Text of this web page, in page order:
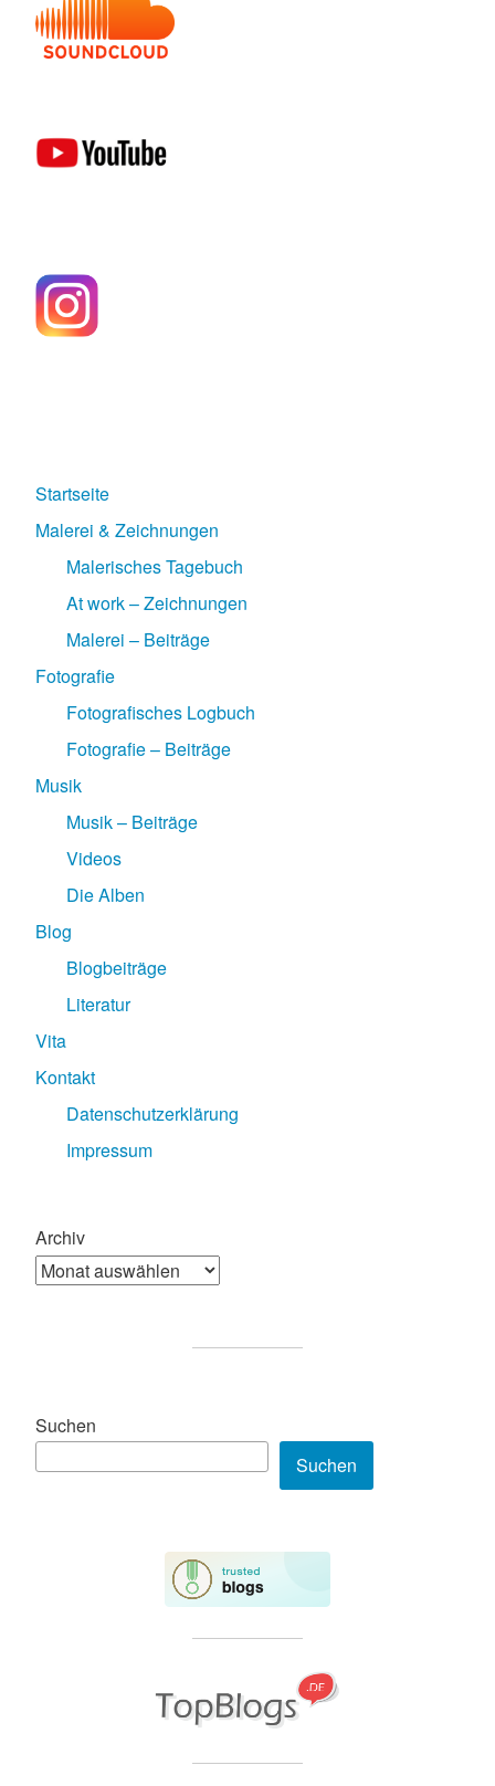
Startseite
Malerei & Zeichnungen
Malerisches Tagebuch
At work – Zeichnungen
Malerei – Beiträge
Fotografie
Fotografisches Logbuch
Fotografie – Beiträge
Musik
Musik – Beiträge
Videos
Die Alben
Blog
Blogbeiträge
Literatur
Vita
Kontakt
Datenschutzerklärung
Impressum
Archiv
Suchen
Suchen